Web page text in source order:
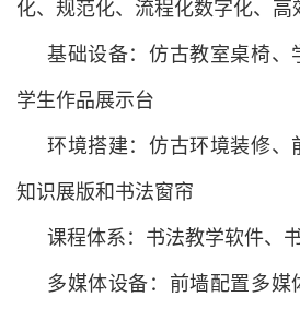
化、规范化、流程化数字化、高
基础设备：仿古教室桌椅、
学生作品展示台
环境搭建：仿古环境装修、
知识展版和书法窗帘
课程体系：书法教学软件、
多媒体设备：前墙配置多媒